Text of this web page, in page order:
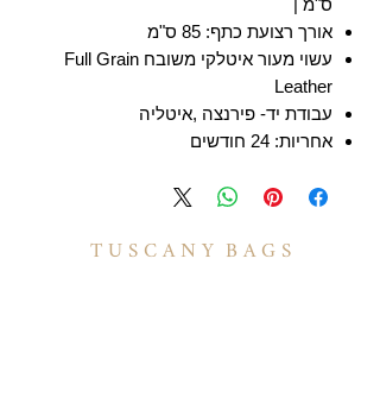
ס"מ |
אורך רצועת כתף: 85 ס"מ
עשוי מעור איטלקי משובח Full Grain
Leather
עבודת יד- פירנצה ,איטליה
אחריות: 24 חודשים
T U S C A N Y B A G S